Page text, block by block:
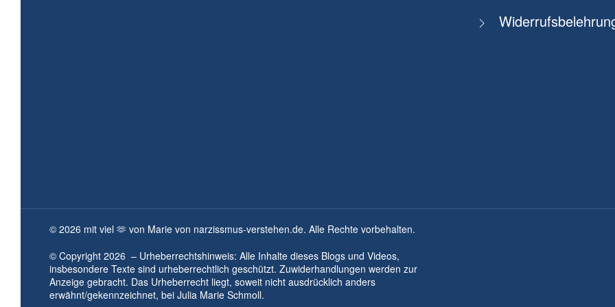
© 2026 mit viel 🫶 von Marie von narzissmus-verstehen.de. Alle Rechte vorbehalten.
© Copyright 2026 – Urheberrechtshinweis: Alle Inhalte dieses Blogs und Videos,
insbesondere Texte sind urheberrechtlich geschützt. Zuwiderhandlungen werden zur
Anzeige gebracht. Das Urheberrecht liegt, soweit nicht ausdrücklich anders
erwähnt/gekennzeichnet, bei Julia Marie Schmoll.